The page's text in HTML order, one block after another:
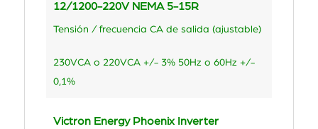
12/1200-220V NEMA 5-15R
Tensión / frecuencia CA de salida (ajustable)
230VCA o 220VCA +/- 3% 50Hz o 60Hz +/-
0,1%
Victron Energy Phoenix Inverter